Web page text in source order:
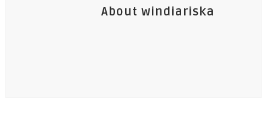
About windiariska